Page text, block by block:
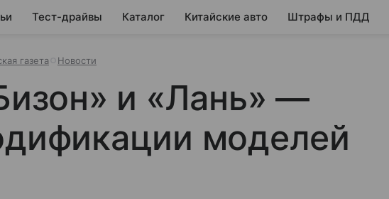
Тест-драйвы Каталог Китайские авто Штрафы и ПДД
газета Новости
и «Лань» —
моделей